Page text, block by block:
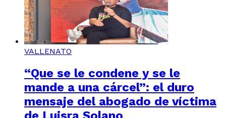
VALLENATO
“Que se le condene y se le
mande a una cárcel”: el duro
mensaje del abogado de víctima